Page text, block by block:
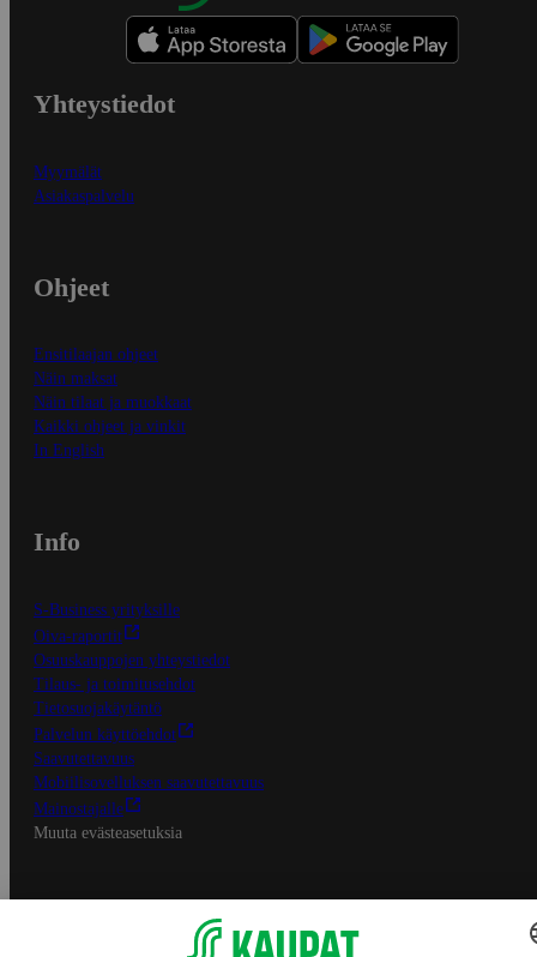
Yhteystiedot
Myymälät
Asiakaspalvelu
Ohjeet
Ensitilaajan ohjeet
Näin maksat
Näin tilaat ja muokkaat
Kaikki ohjeet ja vinkit
In English
Info
S-Business yrityksille
Oiva-raportit
Osuuskauppojen yhteystiedot
Tilaus- ja toimitusehdot
Tietosuojakäytäntö
Palvelun käyttöehdot
Saavutettavuus
Mobiilisovelluksen saavutettavuus
Mainostajalle
Muuta evästeasetuksia
S-ryhmän palvelut